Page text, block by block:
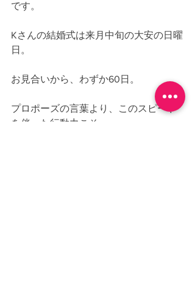
です。
Kさんの結婚式は来月中旬の大安の日曜
日。
お見合いから、わずか60日。
プロポーズの言葉より、このスピード
を伴った行動力こそ、